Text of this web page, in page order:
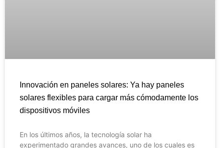
Innovación en paneles solares: Ya hay paneles
solares flexibles para cargar más cómodamente los
dispositivos móviles
En los últimos años, la tecnología solar ha
experimentado grandes avances, uno de los cuales es
Français